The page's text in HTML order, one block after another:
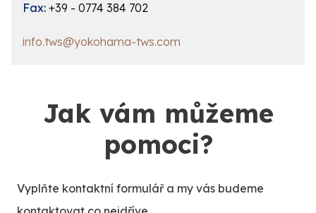
Fax: +39 - 0774 384 702
info.tws@yokohama-tws.com
Jak vám můžeme
pomoci?
Vyplňte kontaktní formulář a my vás budeme